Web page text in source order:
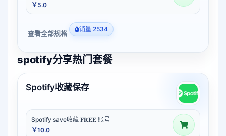
￥5.0
查看全部规格 销量 2534
spotify分享热门套餐
Spotify收藏保存
Spotify save收藏 𝐅𝐑𝐄𝐄 账号
￥10.0